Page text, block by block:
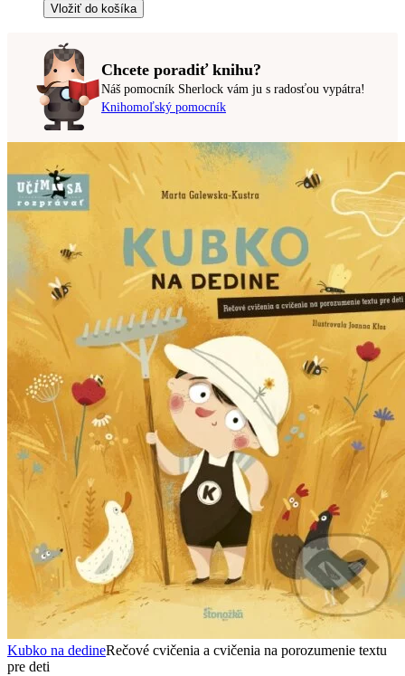
Vložiť do košíka
Chcete poradiť knihu?
Náš pomocník Sherlock vám ju s radosťou vypátra!
Knihomoľský pomocník
Kubko na dedineRečové cvičenia a cvičenia na porozumenie textu
pre deti